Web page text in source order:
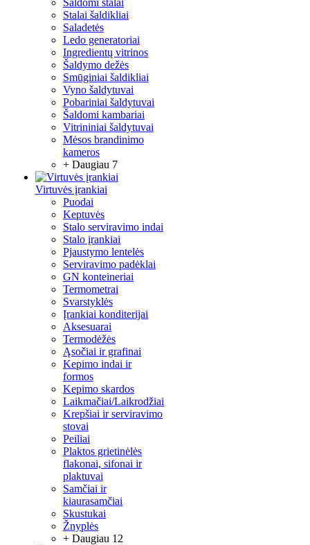
Šaldomi stalai
Stalai šaldikliai
Saladetės
Ledo generatoriai
Ingredientų vitrinos
Šaldymo dežės
Smūginiai šaldikliai
Vyno šaldytuvai
Pobariniai šaldytuvai
Šaldomi kambariai
Vitrininiai šaldytuvai
Mėsos brandinimo
kameros
+ Daugiau 7
Virtuvės įrankiai
Puodai
Keptuvės
Stalo serviravimo indai
Stalo įrankiai
Pjaustymo lentelės
Serviravimo padėklai
GN konteineriai
Termometrai
Svarstyklės
Įrankiai konditerijai
Aksesuarai
Termodėžės
Ąsočiai ir grafinai
Kepimo indai ir
formos
Kepimo skardos
Laikmačiai/Laikrodžiai
Krepšiai ir serviravimo
stovai
Peiliai
Plaktos grietinėlės
flakonai, sifonai ir
plaktuvai
Samčiai ir
kiaurasamčiai
Skustukai
Žnyplės
+ Daugiau 12